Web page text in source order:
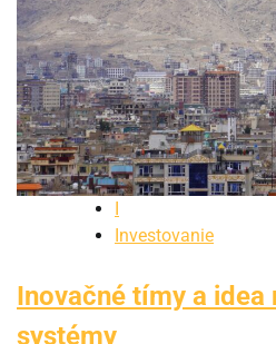
I
Investovanie
Inovačné tímy a idea
systémy